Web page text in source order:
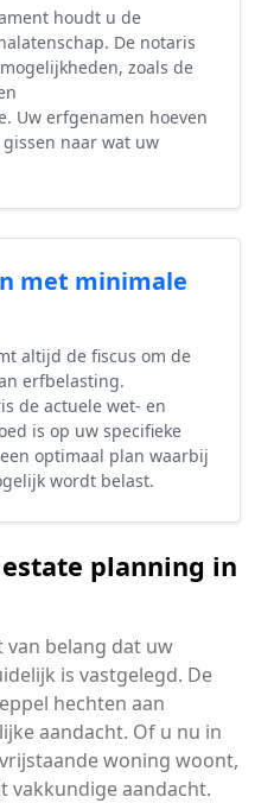
houdt u de
De notaris
zoals de
Uw erfgenamen hoeven
naar wat uw
met minimale
altijd de fiscus om de
erfbelasting.
de actuele wet- en
is op uw specifieke
optimaal plan waarbij
wordt belast.
planning in
van belang dat uw
is vastgelegd. De
hechten aan
aandacht. Of u nu in
woning woont,
vakkundige aandacht.